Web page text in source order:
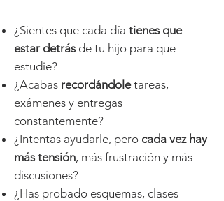
¿Sientes que cada día tienes que
estar detrás de tu hijo para que
estudie?
¿Acabas recordándoletareas,
exámenes y entregas
constantemente?
¿Intentas ayudarle, pero cada vez hay
más tensión, más frustración y más
discusiones?
¿Has probado esquemas, clases